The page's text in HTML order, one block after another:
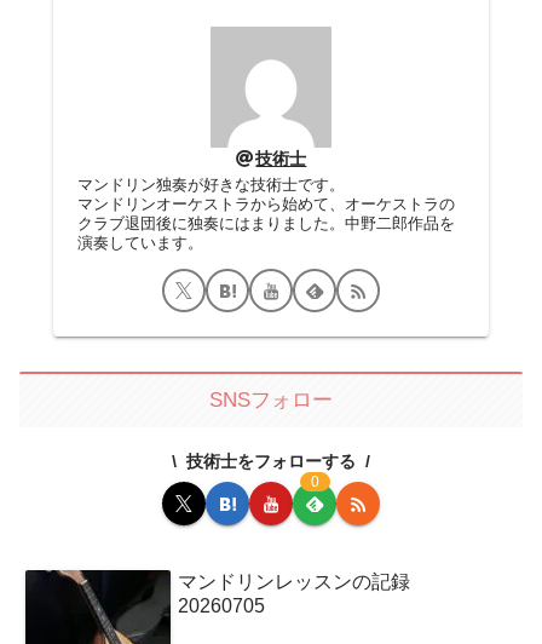
技術士
マンドリン独奏が好きな技術士です。
マンドリンオーケストラから始めて、オーケストラの
クラブ退団後に独奏にはまりました。中野二郎作品を
演奏しています。
SNSフォロー
技術士をフォローする
0
マンドリンレッスンの記録
20260705